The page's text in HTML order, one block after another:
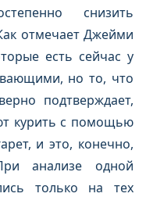
снизить
отмечает Джейми
есть сейчас у
но то, что
подтверждает,
курить с помощью
и это, конечно,
анализе одной
только на тех